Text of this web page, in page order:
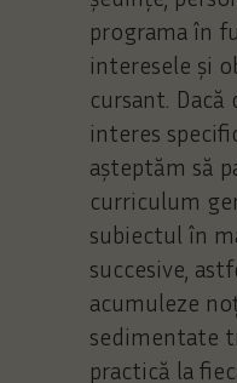
programa în
interesele și
cursant. Dacă
interes
așteptăm să
curriculum
subiectul în
succesive,
acumuleze
sedimentate
practică la